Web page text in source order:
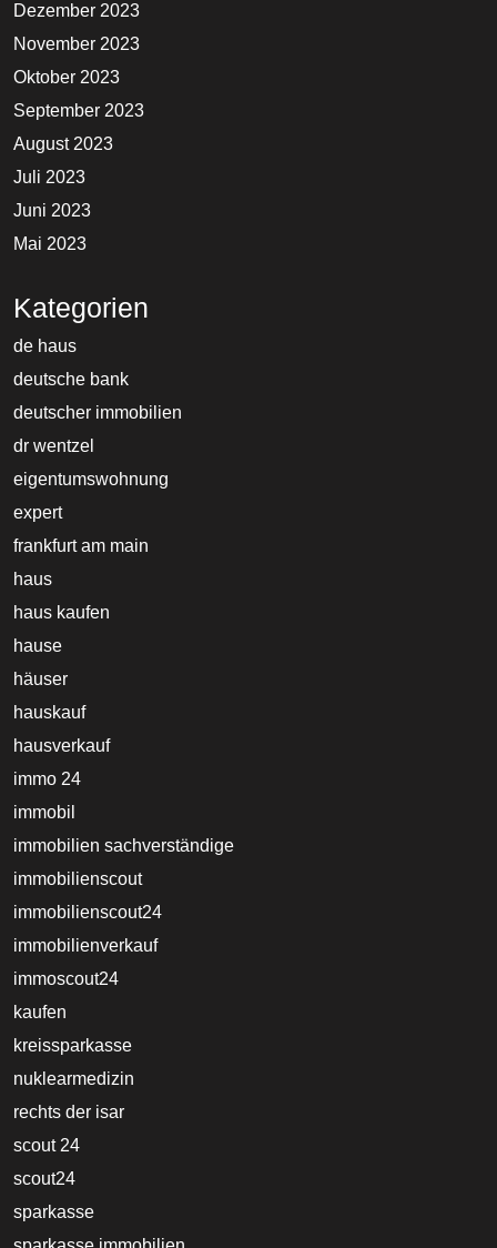
Dezember 2023
November 2023
Oktober 2023
September 2023
August 2023
Juli 2023
Juni 2023
Mai 2023
Kategorien
de haus
deutsche bank
deutscher immobilien
dr wentzel
eigentumswohnung
expert
frankfurt am main
haus
haus kaufen
hause
häuser
hauskauf
hausverkauf
immo 24
immobil
immobilien sachverständige
immobilienscout
immobilienscout24
immobilienverkauf
immoscout24
kaufen
kreissparkasse
nuklearmedizin
rechts der isar
scout 24
scout24
sparkasse